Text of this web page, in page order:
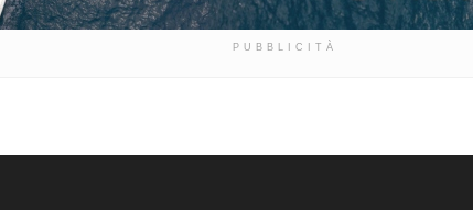
PUBBLICITÀ